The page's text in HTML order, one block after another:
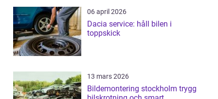
06 april 2026
Dacia service: håll bilen i
toppskick
13 mars 2026
Bildemontering stockholm trygg